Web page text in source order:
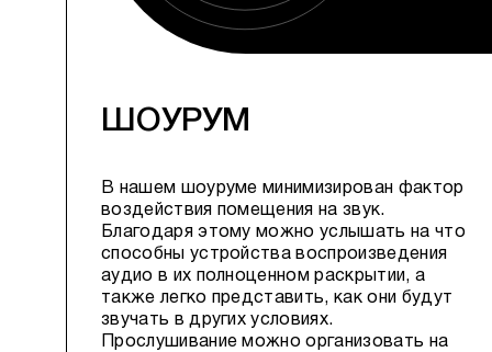
ШОУРУМ
В нашем шоуруме минимизирован фактор
воздействия помещения на звук.
Благодаря этому можно услышать на что
способны устройства воспроизведения
аудио в их полноценном раскрытии, а
также легко представить, как они будут
звучать в других условиях.
Прослушивание можно организовать на